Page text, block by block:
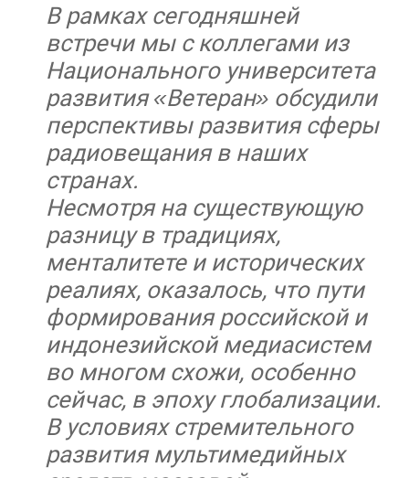
В рамках сегодняшней
встречи мы с коллегами из
Национального университета
развития «Ветеран» обсудили
перспективы развития сферы
радиовещания в наших
странах.
Несмотря на существующую
разницу в традициях,
менталитете и исторических
реалиях, оказалось, что пути
формирования российской и
индонезийской медиасистем
во многом схожи, особенно
сейчас, в эпоху глобализации.
В условиях стремительного
развития мультимедийных